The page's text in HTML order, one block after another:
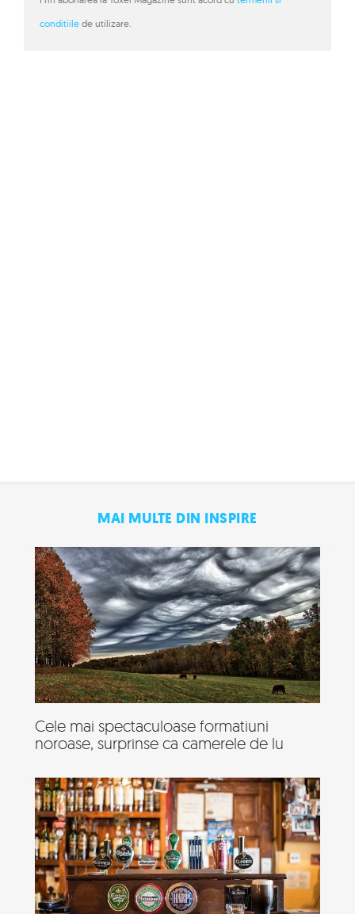
conditiile de utilizare.
MAI MULTE DIN INSPIRE
Cele mai spectaculoase formatiuni
noroase, surprinse ca camerele de lu